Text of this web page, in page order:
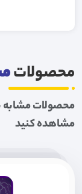
محصولات
محصولات مشابه
مشاهده کنید